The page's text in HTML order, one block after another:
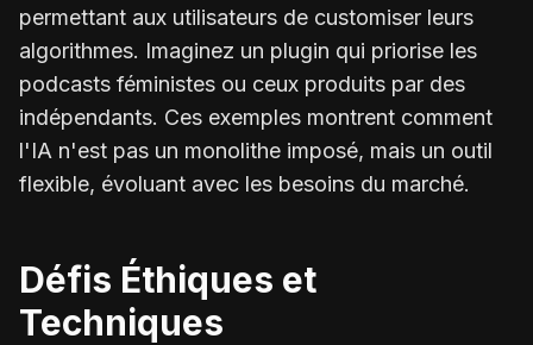
permettant aux utilisateurs de customiser leurs
algorithmes. Imaginez un plugin qui priorise les
podcasts féministes ou ceux produits par des
indépendants. Ces exemples montrent comment
l'IA n'est pas un monolithe imposé, mais un outil
flexible, évoluant avec les besoins du marché.
Défis Éthiques et
Techniques